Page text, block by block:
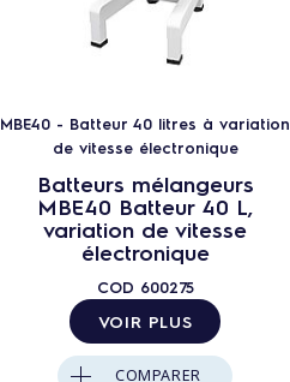
MBE40 - Batteur 40 litres à variation
de vitesse électronique
Batteurs mélangeurs
MBE40 Batteur 40 L,
variation de vitesse
électronique
COD 600275
VOIR PLUS
COMPARER